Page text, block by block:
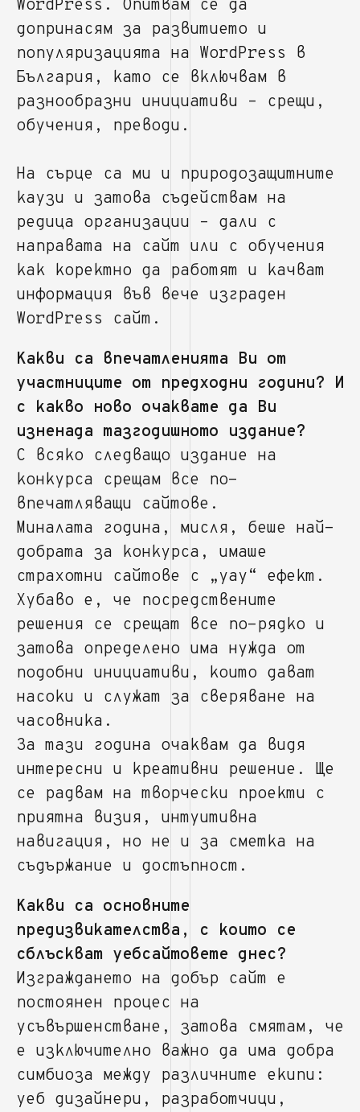
WordPress. Опитвам се да
допринасям за развитието и
популяризацията на WordPress в
България, като се включвам в
разнообразни инициативи – срещи,
обучения, преводи.
На сърце са ми и природозащитните
каузи и затова съдействам на
редица организации – дали с
направата на сайт или с обучения
как коректно да работят и качват
информация във вече изграден
WordPress сайт.
Какви са впечатленията Ви от
участниците от предходни години? И
с какво ново очаквате да Ви
изненада тазгодишното издание?
С всяко следващо издание на
конкурса срещам все по-
впечатляващи сайтове.
Миналата година, мисля, беше най-
добрата за конкурса, имаше
страхотни сайтове с „уау“ ефект.
Хубаво е, че посредствените
решения се срещат все по-рядко и
затова определено има нужда от
подобни инициативи, които дават
насоки и служат за сверяване на
часовника.
За тази година очаквам да видя
интересни и креативни решение. Ще
се радвам на творчески проекти с
приятна визия, интуитивна
навигация, но не и за сметка на
съдържание и достъпност.
Какви са основните
предизвикателства, с които се
сблъскват уебсайтовете днес?
Изграждането на добър сайт е
постоянен процес на
усъвършенстване, затова смятам, че
е изключително важно да има добра
симбиоза между различните екипи:
уеб дизайнери, разработчици,